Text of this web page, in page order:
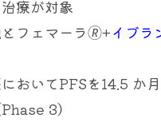
療が対象
フェマーラ🄬+イブ
おいてPFSを14.5 か
3）